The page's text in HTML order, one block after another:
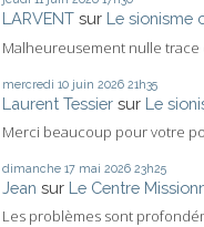
LARVENT sur Le sionisme
Malheureusement nulle trace
mercredi 10 juin 2026 21h35
Laurent Tessier sur Le
Merci beaucoup pour votre
dimanche 17 mai 2026 23h25
Jean sur Le Centre
Les problèmes sont